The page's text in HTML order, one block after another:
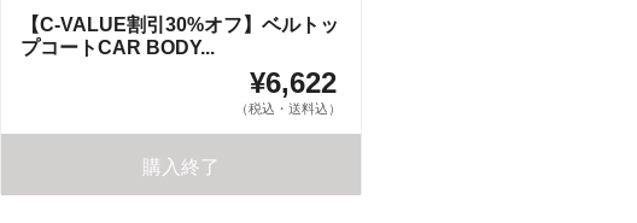
【C-VALUE割引30%オフ】ベルトッ
プコートCAR BODY...
¥6,622
（税込・送料込）
購入終了